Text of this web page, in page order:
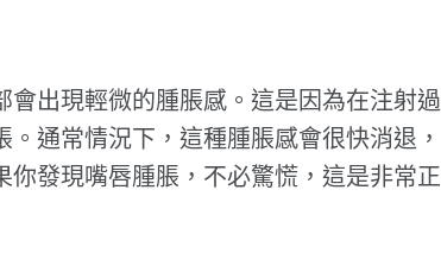
出現輕微的腫脹感。這是因為在注射過
通常情況下，這種腫脹感會很快消退，
發現嘴唇腫脹，不必驚慌，這是非常正